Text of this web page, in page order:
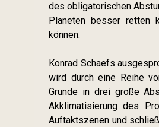
des obligatorischen
Planeten besser retten
können.
Konrad Schaefs
wird durch eine Reihe
Grunde in drei große
Akklimatisierung des
Auftaktszenen und